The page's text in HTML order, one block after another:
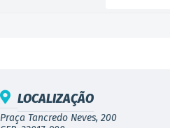
LOCALIZAÇÃO
Praça Tancredo Neves, 200